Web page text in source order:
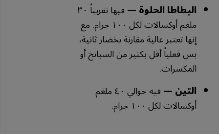
البطاطا الحلوة —
فيها تقريباً ٣٠
ملغم أوكسالات لكل ١٠٠ جرام. مع
إنها تعتبر عالية مقارنة بخضار ثانية،
بس فعلياً أقل بكثير من السبانخ أو
المكسرات.
التين —
فيه حوالي ٤٠ ملغم
أوكسالات لكل ١٠٠ جرام.